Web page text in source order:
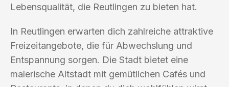
Lebensqualität, die Reutlingen zu bieten hat.
In Reutlingen erwarten dich zahlreiche attraktive
Freizeitangebote, die für Abwechslung und
Entspannung sorgen. Die Stadt bietet eine
malerische Altstadt mit gemütlichen Cafés und